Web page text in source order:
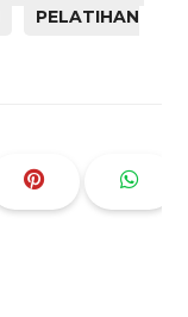
PELATIHAN